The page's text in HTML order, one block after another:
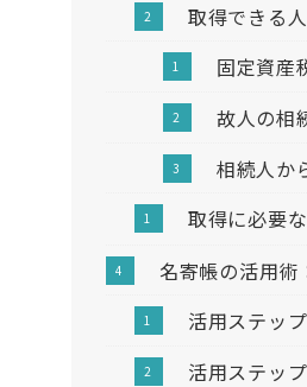
取得できる
固定資産
故人の相
相続人か
取得に必要
名寄帳の活用
活用ステッ
活用ステッ